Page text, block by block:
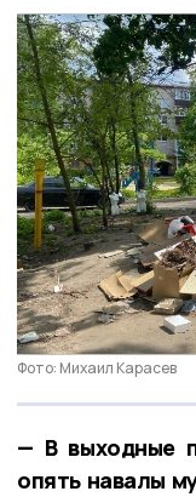
Фото: Михаил Карасев
— В выходные
опять навалы